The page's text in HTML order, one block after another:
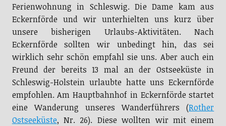
Ferienwohnung in Schleswig. Die Dame kam aus
Eckernförde und wir unterhielten uns kurz über
unsere bisherigen Urlaubs-Aktivitäten. Nach
Eckernförde sollten wir unbedingt hin, das sei
wirklich sehr schön empfahl sie uns. Aber auch ein
Freund der bereits 13 mal an der Ostseeküste in
Schleswig-Holstein urlaubte hatte uns Eckernförde
empfohlen. Am Hauptbahnhof in Eckernförde startet
eine Wanderung unseres Wanderführers (Rother
Ostseeküste, Nr. 26). Diese wollten wir mit einem